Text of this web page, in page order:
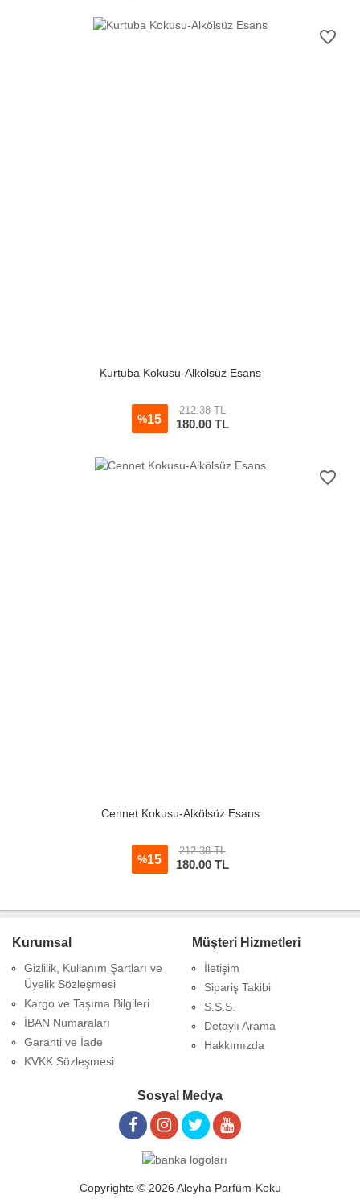
favorite_border
Kurtuba Kokusu-Alkölsüz Esans
%15
212.38 TL
180.00TL
favorite_border
Cennet Kokusu-Alkölsüz Esans
%15
212.38 TL
180.00TL
Kurumsal
Gizlilik, Kullanım Şartları ve
Üyelik Sözleşmesi
Kargo ve Taşıma Bilgileri
İBAN Numaraları
Garanti ve İade
KVKK Sözleşmesi
Müşteri Hizmetleri
İletişim
Sipariş Takibi
S.S.S.
Detaylı Arama
Hakkımızda
Sosyal Medya
Copyrights © 2026 Aleyha Parfüm-Koku